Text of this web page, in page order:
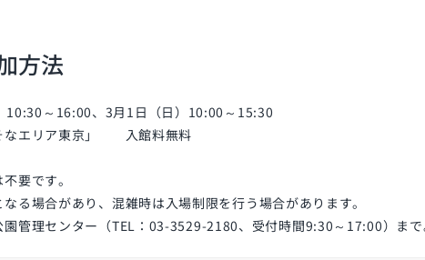
方法
～16:00、3月1日（日）10:00～15:30
なエリア東京」 入館料無料
要です。
る場合があり、混雑時は入場制限を行う場合があります。
管理センター（TEL：03-3529-2180、受付時間9:30～17:00）まで